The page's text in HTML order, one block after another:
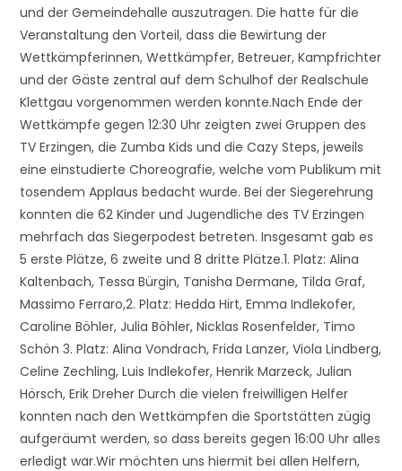
und der Gemeindehalle auszutragen. Die hatte für die
Veranstaltung den Vorteil, dass die Bewirtung der
Wettkämpferinnen, Wettkämpfer, Betreuer, Kampfrichter
und der Gäste zentral auf dem Schulhof der Realschule
Klettgau vorgenommen werden konnte.Nach Ende der
Wettkämpfe gegen 12:30 Uhr zeigten zwei Gruppen des
TV Erzingen, die Zumba Kids und die Cazy Steps, jeweils
eine einstudierte Choreografie, welche vom Publikum mit
tosendem Applaus bedacht wurde. Bei der Siegerehrung
konnten die 62 Kinder und Jugendliche des TV Erzingen
mehrfach das Siegerpodest betreten. Insgesamt gab es
5 erste Plätze, 6 zweite und 8 dritte Plätze.1. Platz: Alina
Kaltenbach, Tessa Bürgin, Tanisha Dermane, Tilda Graf,
Massimo Ferraro,2. Platz: Hedda Hirt, Emma Indlekofer,
Caroline Böhler, Julia Böhler, Nicklas Rosenfelder, Timo
Schön 3. Platz: Alina Vondrach, Frida Lanzer, Viola Lindberg,
Celine Zechling, Luis Indlekofer, Henrik Marzeck, Julian
Hörsch, Erik Dreher Durch die vielen freiwilligen Helfer
konnten nach den Wettkämpfen die Sportstätten zügig
aufgeräumt werden, so dass bereits gegen 16:00 Uhr alles
erledigt war.Wir möchten uns hiermit bei allen Helfern,